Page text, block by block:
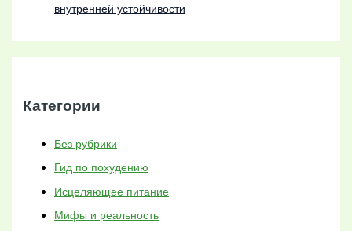
внутренней устойчивости
Категории
Без рубрики
Гид по похудению
Исцеляющее питание
Мифы и реальность